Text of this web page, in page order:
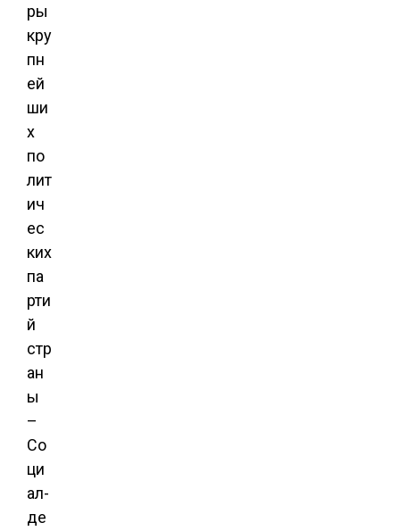
ры
кру
пн
ей
ши
х
по
лит
ич
ес
ких
па
рти
й
стр
ан
ы
–
Со
ци
ал-
де